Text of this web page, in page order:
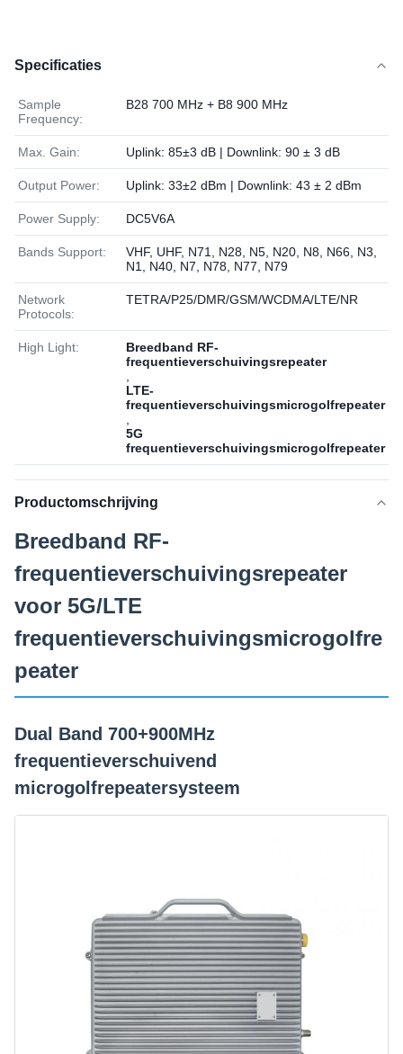
Specificaties
Sample
Frequency:
B28 700 MHz + B8 900 MHz
Max. Gain: Uplink: 85±3 dB | Downlink: 90 ± 3 dB
Output Power: Uplink: 33±2 dBm | Downlink: 43 ± 2 dBm
Power Supply: DC5V6A
Bands Support:
VHF, UHF, N71, N28, N5, N20, N8, N66, N3,
N1, N40, N7, N78, N77, N79
Network
Protocols:
TETRA/P25/DMR/GSM/WCDMA/LTE/NR
High Light:
Breedband RF-
frequentieverschuivingsrepeater
LTE-
frequentieverschuivingsmicrogolfrepeater
5G
frequentieverschuivingsmicrogolfrepeater
Productomschrijving
Breedband RF-
frequentieverschuivingsrepeater
voor 5G/LTE
frequentieverschuivingsmicrogolfre
peater
Dual Band 700+900MHz
frequentieverschuivend
microgolfrepeatersysteem